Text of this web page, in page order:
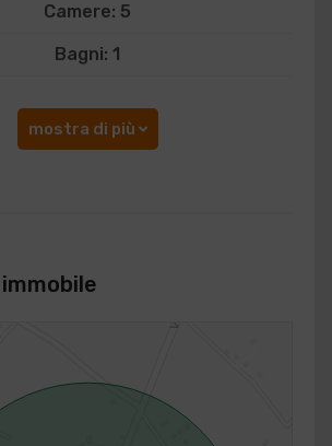
Camere: 5
Bagni: 1
mostra di più